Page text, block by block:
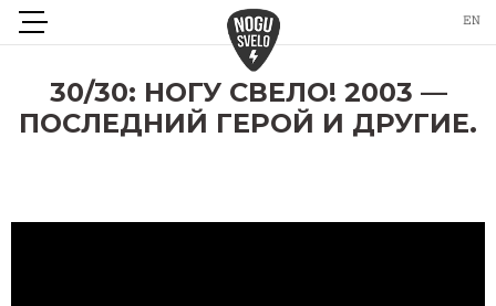
30/30: НОГУ СВЕЛО! 2003 —
ПОСЛЕДНИЙ ГЕРОЙ И ДРУГИЕ.